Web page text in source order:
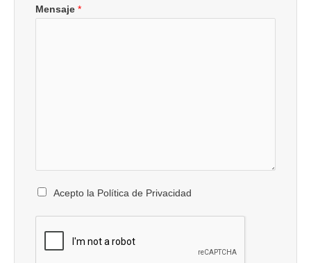
Mensaje *
Acepto la Política de Privacidad